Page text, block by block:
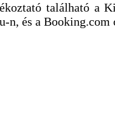
található a
n, és a